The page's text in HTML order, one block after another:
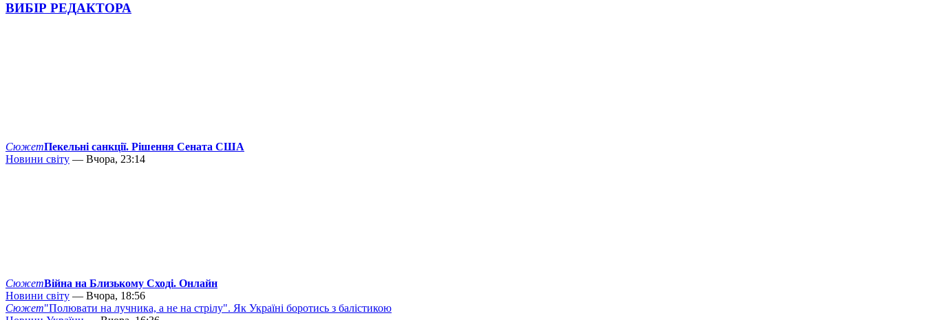
ВИБІР РЕДАКТОРА
СюжетПекельні санкції. Рішення Сената США
Новини світу — Вчора, 23:14
СюжетВійна на Близькому Сході. Онлайн
Новини світу — Вчора, 18:56
Сюжет"Полювати на лучника, а не на стрілу". Як Україні боротись з балістикою